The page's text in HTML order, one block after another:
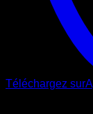
Téléchargez sur